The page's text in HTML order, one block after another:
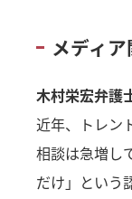
メディ
木村栄宏弁護
近年、トレン
相談は急増し
だけ」という